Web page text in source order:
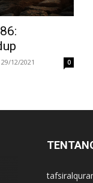
29/12/2021 0